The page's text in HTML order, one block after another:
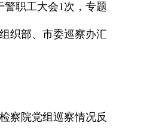
警职工大会1次，专题
织部、市委巡察办汇
察院党组巡察情况反